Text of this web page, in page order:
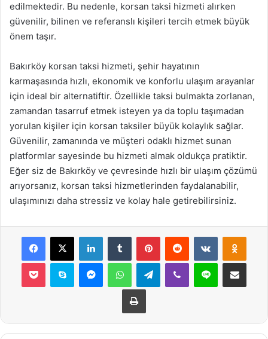
edilmektedir. Bu nedenle, korsan taksi hizmeti alırken
güvenilir, bilinen ve referanslı kişileri tercih etmek büyük
önem taşır.
Bakırköy korsan taksi hizmeti, şehir hayatının
karmaşasında hızlı, ekonomik ve konforlu ulaşım arayanlar
için ideal bir alternatiftir. Özellikle taksi bulmakta zorlanan,
zamandan tasarruf etmek isteyen ya da toplu taşımadan
yorulan kişiler için korsan taksiler büyük kolaylık sağlar.
Güvenilir, zamanında ve müşteri odaklı hizmet sunan
platformlar sayesinde bu hizmeti almak oldukça pratiktir.
Eğer siz de Bakırköy ve çevresinde hızlı bir ulaşım çözümü
arıyorsanız, korsan taksi hizmetlerinden faydalanabilir,
ulaşımınızı daha stressiz ve kolay hale getirebilirsiniz.
Facebook
X LinkedInTumblr PinterestReddit VKontakte
Pocket Skype MessengerWhatsAppTelegramViber Line E-Posta ile
Yazdır